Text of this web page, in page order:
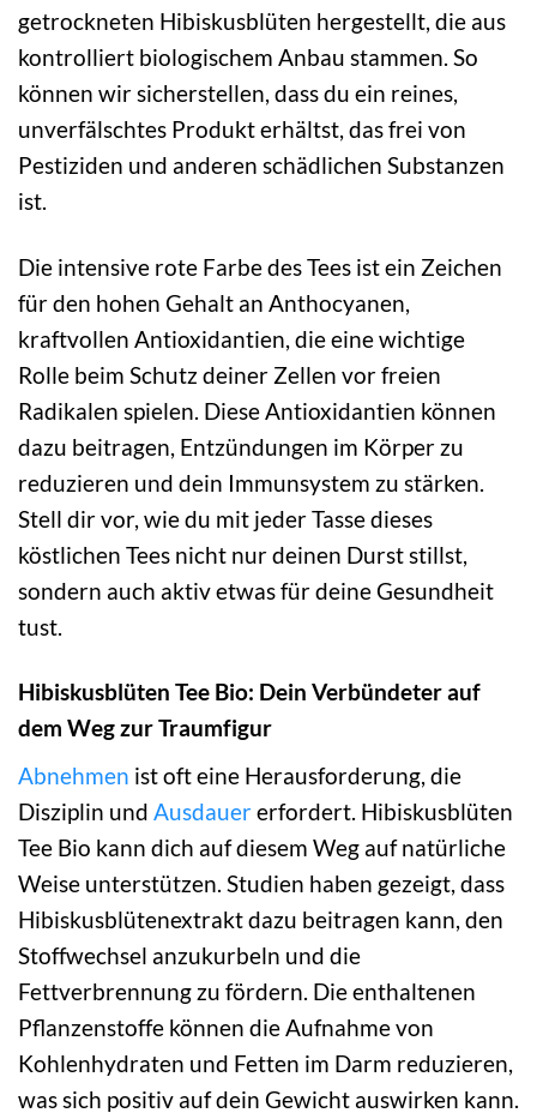
getrockneten Hibiskusblüten hergestellt, die aus
kontrolliert biologischem Anbau stammen. So
können wir sicherstellen, dass du ein reines,
unverfälschtes Produkt erhältst, das frei von
Pestiziden und anderen schädlichen Substanzen
ist.
Die intensive rote Farbe des Tees ist ein Zeichen
für den hohen Gehalt an Anthocyanen,
kraftvollen Antioxidantien, die eine wichtige
Rolle beim Schutz deiner Zellen vor freien
Radikalen spielen. Diese Antioxidantien können
dazu beitragen, Entzündungen im Körper zu
reduzieren und dein Immunsystem zu stärken.
Stell dir vor, wie du mit jeder Tasse dieses
köstlichen Tees nicht nur deinen Durst stillst,
sondern auch aktiv etwas für deine Gesundheit
tust.
Hibiskusblüten Tee Bio: Dein Verbündeter auf
dem Weg zur Traumfigur
Abnehmen ist oft eine Herausforderung, die
Disziplin und Ausdauererfordert. Hibiskusblüten
Tee Bio kann dich auf diesem Weg auf natürliche
Weise unterstützen. Studien haben gezeigt, dass
Hibiskusblütenextrakt dazu beitragen kann, den
Stoffwechsel anzukurbeln und die
Fettverbrennung zu fördern. Die enthaltenen
Pflanzenstoffe können die Aufnahme von
Kohlenhydraten und Fetten im Darm reduzieren,
was sich positiv auf dein Gewicht auswirken kann.